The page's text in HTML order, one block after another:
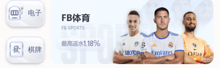
扫码咨询